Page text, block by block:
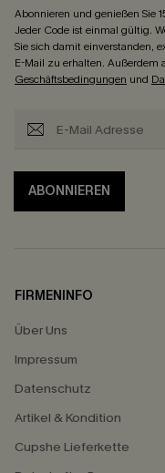
Abonnieren und genießen Sie
Jeder Code ist einmal gültig.
Sie sich damit einverstanden,
E-Mail zu erhalten. Außerdem
Geschäftsbedingungen und
ABONNIEREN
FIRMENINFO
Über Uns
Impressum
Datenschutz
Artikel & Kondition
Cupshe Lieferkette